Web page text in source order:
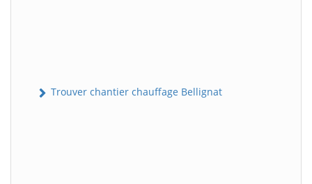
Trouver chantier chauffage Bellignat